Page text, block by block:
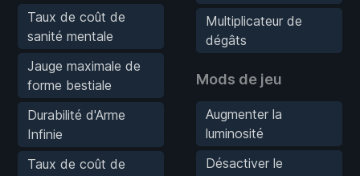
Taux de coût de
sanité mentale
Jauge maximale de
forme bestiale
Durabilité d'Arme
Infinie
Taux de coût de
Multiplicateur de
dégâts
Mods de jeu
Augmenter la
luminosité
Désactiver le